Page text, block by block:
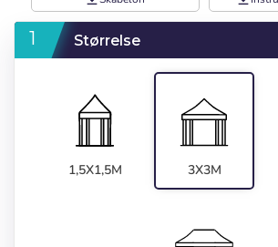
Størrelse
1,5X1,5M 3X3M